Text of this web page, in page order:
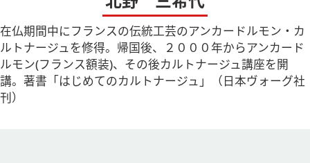
在仏期間中にフランスの伝統工芸のアンカードルモン・カ
ルトナージュを修得。帰国後、２０００年からアンカード
ルモン(フランス額装)、その後カルトナージュ講座を開
講。著書「はじめてのカルトナージュ」（日本ヴォーグ社
刊）